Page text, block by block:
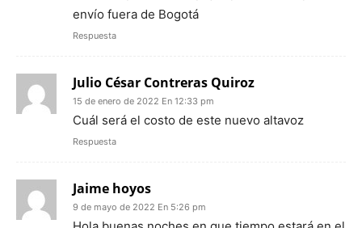
envío fuera de Bogotá
Respuesta
Julio César Contreras Quiroz
15 de enero de 2022 En 12:33 pm
Cuál será el costo de este nuevo altavoz
Respuesta
Jaime hoyos
9 de mayo de 2022 En 5:26 pm